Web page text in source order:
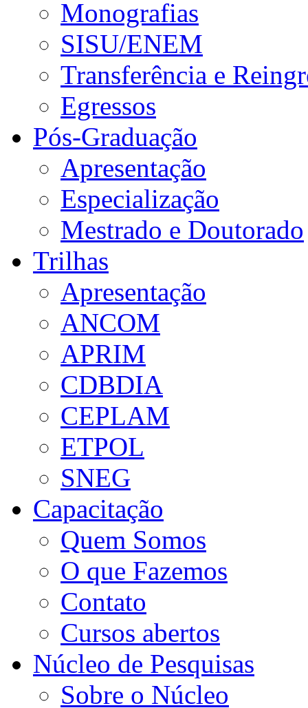
Monografias
SISU/ENEM
Transferência e
Egressos
Pós-Graduação
Apresentação
Especialização
Mestrado e Doutorado
Trilhas
Apresentação
ANCOM
APRIM
CDBDIA
CEPLAM
ETPOL
SNEG
Capacitação
Quem Somos
O que Fazemos
Contato
Cursos abertos
Núcleo de Pesquisas
Sobre o Núcleo